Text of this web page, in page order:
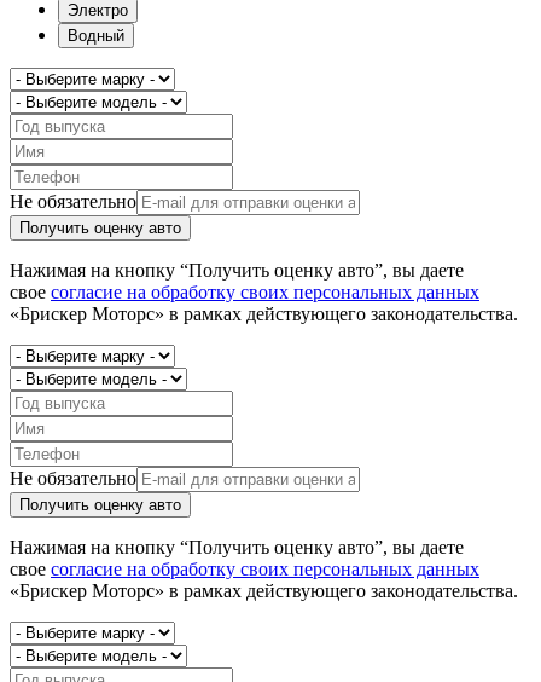
Электро
Водный
Не обязательно
Получить оценку авто
Нажимая на кнопку “Получить оценку авто”, вы даете
свое согласие на обработку своих персональных данных
«Брискер Моторс» в рамках действующего законодательства.
Не обязательно
Получить оценку авто
Нажимая на кнопку “Получить оценку авто”, вы даете
свое согласие на обработку своих персональных данных
«Брискер Моторс» в рамках действующего законодательства.